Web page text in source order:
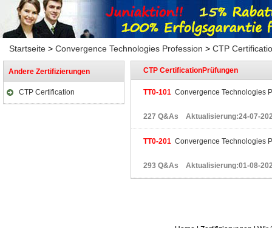
Startseite > Convergence Technologies Profession > CTP
Andere Zertifizierungen
CTP Certification
CTP CertificationPrüfungen
TT0-101 Convergence Technologies
227 Q&As Aktualisierung:24-07-
TT0-201 Convergence Technologies
293 Q&As Aktualisierung:01-08-